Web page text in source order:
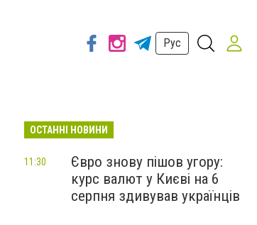
Рус
ОСТАННІ НОВИНИ
Євро знову пішов угору:
курс валют у Києві на 6
серпня здивував українців
11:30